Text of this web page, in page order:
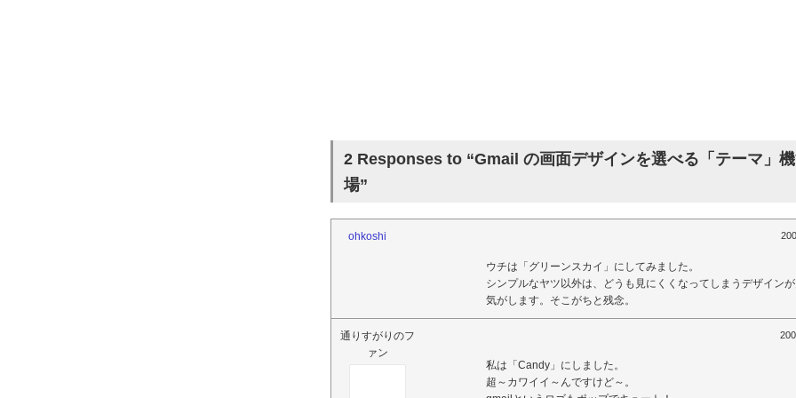
2 Responses to “Gmail の画面デザインを選べる「テーマ」
場”
ohkoshi
ウチは「グリーンスカイ」にしてみました。
シンプルなヤツ以外は、どうも見にくくなってしまうデザイン
気がします。そこがちと残念。
通りすがりのフ
ァン
私は「Candy」にしました。
超～カワイイ～んですけど～。